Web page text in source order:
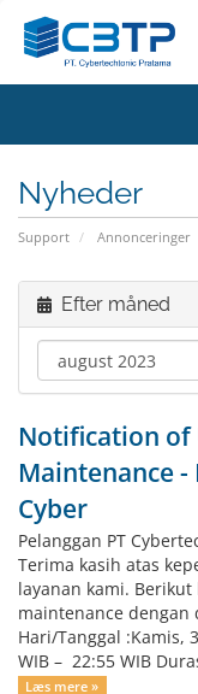
Nyheder
Support Annonceringer
Efter måned
Notification
Maintenance -
Cyber
Pelanggan PT
Terima kasih atas
layanan kami.
maintenance dengan
Hari/Tanggal :Kamis,
WIB – 22:55 WIB
Læs mere »